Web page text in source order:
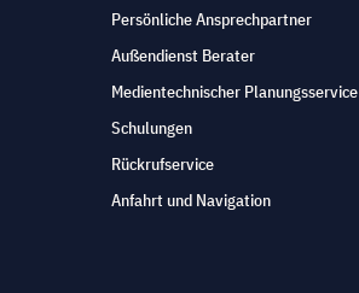
Persönliche Ansprechpartner
Außendienst Berater
Medientechnischer Planungsservice
Schulungen
Rückrufservice
Anfahrt und Navigation